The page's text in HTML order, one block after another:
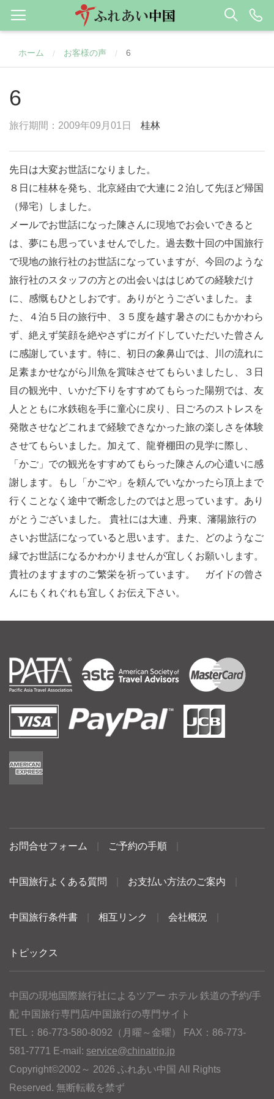
ホーム / お客様の声 / 6
6
旅行期間：2009年09月01日 桂林
先日は大変お世話になりました。
８日に桂林を発ち、北京経由で大連に２泊して先ほど帰国
（帰宅）しました。
メールでお世話になった陳さんに現地でお会いできると
は、夢にも思っていませんでした。過去数十回の中国旅行
で現地の旅行社のお世話になっていますが、今回のような
旅行社のスタッフの方との出会いははじめての経験だけ
に、感慨もひとしおです。ありがとうございました。ま
た、４泊５日の旅行中、３５度を越す暑さのにもかかわら
ず、絶えず笑顔を絶やさずにガイドしていただいた曾さん
に感謝しています。特に、初日の象鼻山では、川の流れに
足素まかせながら川魚を賞味させてもらいましたし、３日
目の観光中、いかだ下りをすすめてもらった陽朔では、友
人とともに水鉄砲を手に童心に戻り、日ごろのストレスを
発散させなどこれまで経験できなかった旅の楽しさを体験
させてもらいました。加えて、龍脊棚田の見学に際し、
「かご」での観光をすすめてもらった陳さんの心遣いに感
謝します。もし「かごや」を頼んでいなかったら頂上まで
行くことなく途中で断念したのではと思っています。あり
がとうございました。 貴社には大連、丹東、瀋陽旅行の
さいお世話になっていると思います。また、どのようなご
縁でお世話になるかわかりませんが宜しくお願いします。
貴社のますますのご繁栄を祈っています。 ガイドの曾さ
んにもくれぐれも宜しくお伝え下さい。
お問合せフォーム ご予約の手順
中国旅行よくある質問 お支払い方法のご案内
中国旅行条件書 相互リンク 会社概況
トピックス
中国の現地国際旅行社によるツアー ホテル 鉄道の予約/手
配 中国旅行専門店/中国旅行の専門サイト
TEL：86-773-580-8092（月曜～金曜） FAX：86-773-
581-7771 E-mail: service@chinatrip.jp
Copyright©2002～ 2026 ふれあい中国 All Rights
Reserved. 無断転載を禁ず